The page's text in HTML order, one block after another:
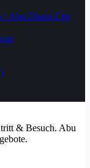
/ Abu Dhabi City
& Besuch. Abu